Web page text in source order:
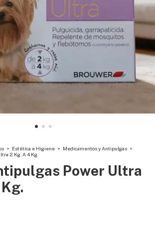
> Estética e Higiene > Medicamentos y Antipulgas >
2 Kg. A 4 Kg.
Power Ultra